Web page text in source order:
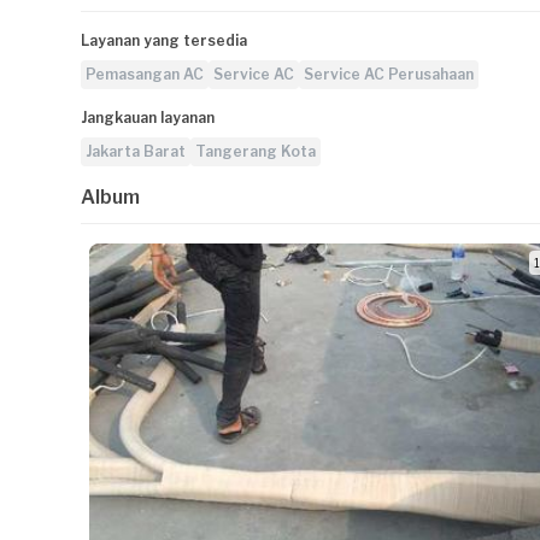
Layanan yang tersedia
Pemasangan AC
Service AC Service AC Perusahaan
Jangkauan layanan
Jakarta Barat
Tangerang Kota
Album